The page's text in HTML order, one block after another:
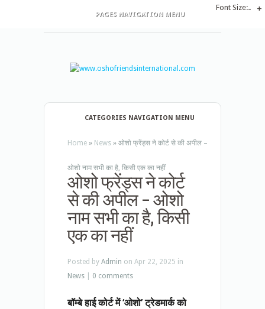
PAGES NAVIGATION MENU
CATEGORIES NAVIGATION MENU
Home » News » ओशो फ्रेंड्स ने कोर्ट से की अपील –
ओशो नाम सभी का है, किसी एक का नहीं
ओशो फ्रेंड्स ने कोर्ट
से की अपील – ओशो
नाम सभी का है, किसी
एक का नहीं
Posted by Admin on Apr 22, 2025 in
News
0 comments
बॉम्बे हाई कोर्ट में ‘ओशो’ ट्रेडमार्क को
Font Size:- +